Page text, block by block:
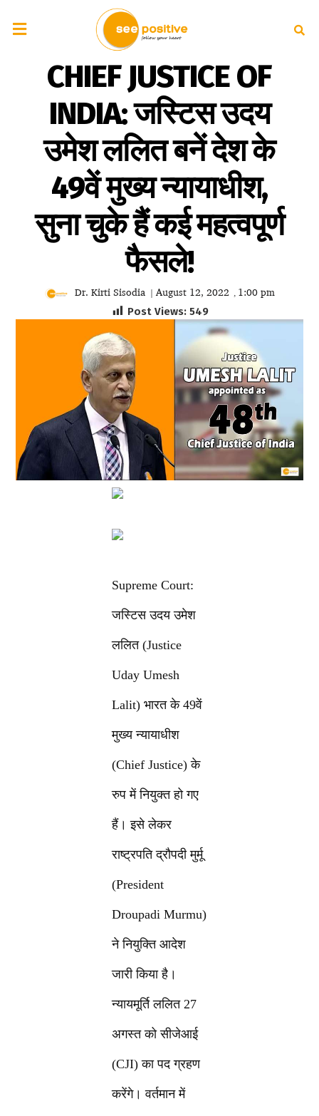
CHIEF JUSTICE OF
INDIA: जस्टिस उदय
उमेश ललित बनें देश के
49वें मुख्य न्यायाधीश,
सुना चुके हैं कई महत्वपूर्ण
फैसले!
Dr. Kirti Sisodia | August 12, 2022 , 1:00 pm
Post Views: 549
Supreme Court:
जस्टिस उदय उमेश
ललित (Justice
Uday Umesh
Lalit) भारत के 49वें
मुख्य न्यायाधीश
(Chief Justice) के
रुप में नियुक्त हो गए
हैं। इसे लेकर
राष्ट्रपति द्रौपदी मुर्मू
(President
Droupadi Murmu)
ने नियुक्ति आदेश
जारी किया है।
न्यायमूर्ति ललित 27
अगस्त को सीजेआई
(CJI) का पद ग्रहण
करेंगे। वर्तमान में